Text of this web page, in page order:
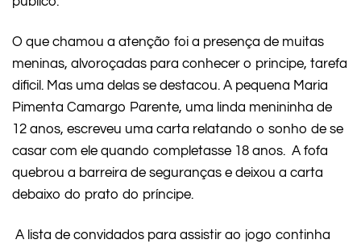
O que chamou a atenção foi a presença de muitas
meninas, alvoroçadas para conhecer o principe, tarefa
dificil. Mas uma delas se destacou. A pequena Maria
Pimenta Camargo Parente, uma linda menininha de
12 anos, escreveu uma carta relatando o sonho de se
casar com ele quando completasse 18 anos. A fofa
quebrou a barreira de seguranças e deixou a carta
debaixo do prato do príncipe.
A lista de convidados para assistir ao jogo continha